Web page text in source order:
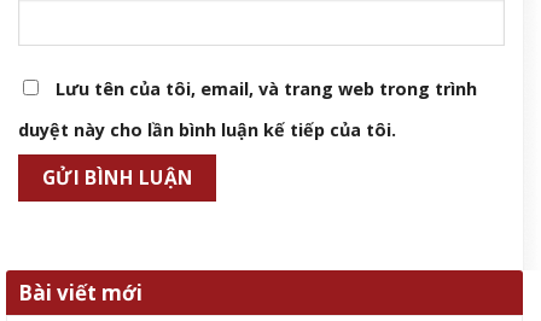
Lưu tên của tôi, email, và trang web trong trình
duyệt này cho lần bình luận kế tiếp của tôi.
Bài viết mới